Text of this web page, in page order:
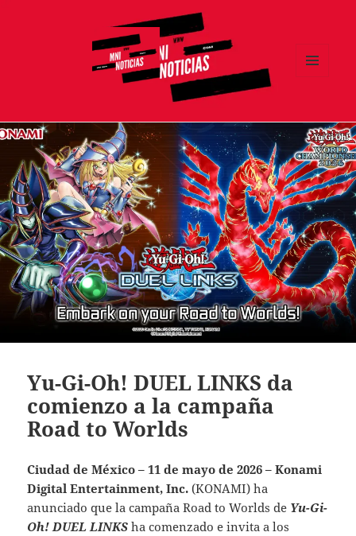
Yu-Gi-Oh! DUEL LINKS da
comienzo a la campaña
Road to Worlds
Ciudad de México – 11 de mayo de 2026 – Konami
Digital Entertainment, Inc. (KONAMI) ha
anunciado que la campaña Road to Worlds de Yu-Gi-
Oh! DUEL LINKS ha comenzado e invita a los